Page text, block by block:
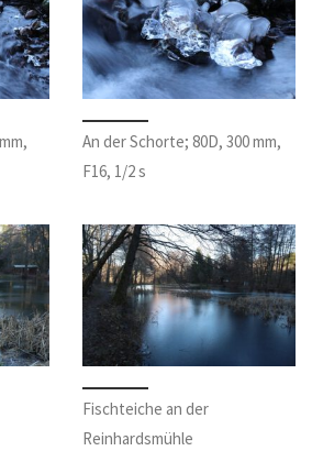
An der Schorte; 80D, 300 mm,
F16, 1/2 s
Fischteiche an der
Reinhardsmühle